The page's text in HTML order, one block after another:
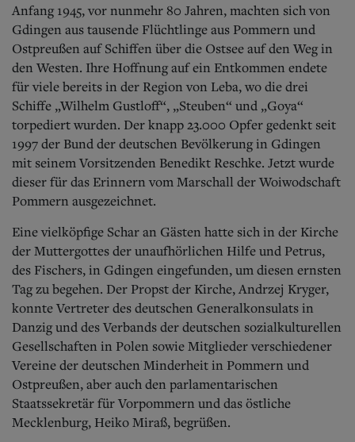
Start
Wer wir sind
Aktuelle Ausgabe
Abonnenten-Login
Abonnent werden
Abo Prämien
Archiv
Mediadaten
Bücher
Kontakt
Impressum
Datenschutz
Anfang 1945, vor nunmehr 80 Jahren, machten sich von
Gdingen aus tausende Flüchtlinge aus Pommern und
Ostpreußen auf Schiffen über die Ostsee auf den Weg in
den Westen. Ihre Hoffnung auf ein Entkommen endete
für viele bereits in der Region von Leba, wo die drei
Schiffe „Wilhelm Gustloff“, „Steuben“ und „Goya“
torpediert wurden. Der knapp 23.000 Opfer gedenkt seit
1997 der Bund der deutschen Bevölkerung in Gdingen
mit seinem Vorsitzenden Benedikt Reschke. Jetzt wurde
dieser für das Erinnern vom Marschall der Woiwodschaft
Pommern ausgezeichnet.
Eine vielköpfige Schar an Gästen hatte sich in der Kirche
der Muttergottes der unaufhörlichen Hilfe und Petrus,
des Fischers, in Gdingen eingefunden, um diesen ernsten
Tag zu begehen. Der Propst der Kirche, Andrzej Kryger,
konnte Vertreter des deutschen Generalkonsulats in
Danzig und des Verbands der deutschen sozialkulturellen
Gesellschaften in Polen sowie Mitglieder verschiedener
Vereine der deutschen Minderheit in Pommern und
Ostpreußen, aber auch den parlamentarischen
Staatssekretär für Vorpommern und das östliche
Mecklenburg, Heiko Miraß, begrüßen.